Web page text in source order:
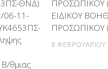
ΘΝΔ)
06-11-
θμιας
ΠΡΟΣΩΠΙΚΟΥ
ΕΙΔΙΚΟΥ
ΠΡΟΣΩΠΙΚΟΥ
8 ΦΕΒΡΟΥΑΡΊΟΥ